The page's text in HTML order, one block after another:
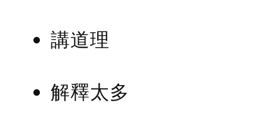
講道理
解釋太多